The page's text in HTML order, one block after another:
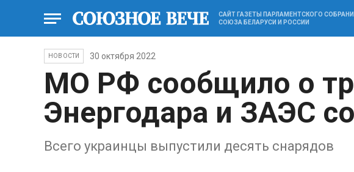
САЙТ ГАЗЕТЫ ПАРЛАМЕНТСКОГО
СОЮЗА БЕЛАРУСИ И РОССИИ
НОВОСТИ 30 октября 2022
МО РФ сообщило о
Энергодара и ЗАЭС
Всего украинцы выпустили десять снарядов